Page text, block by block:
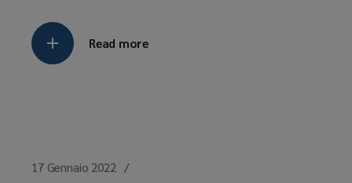
Read more
17 Gennaio 2022